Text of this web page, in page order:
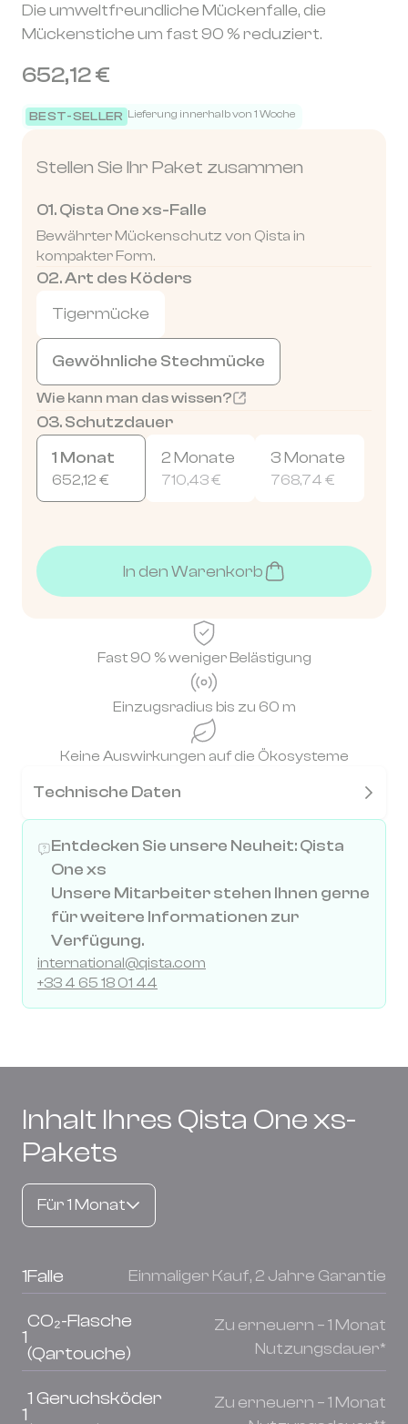
Die umweltfreundliche Mückenfalle, die
Mückenstiche um fast 90 % reduziert.
652,12 €
BEST-SELLER Lieferung innerhalb von 1 Woche
Stellen Sie Ihr Paket zusammen
01. Qista One xs-Falle
Bewährter Mückenschutz von Qista in
kompakter Form.
02. Art des Köders
Tigermücke
Gewöhnliche Stechmücke
Wie kann man das wissen?
03. Schutzdauer
duration
1 Monat
652,12 €
2 Monate
710,43 €
3 Monate
768,74 €
In den Warenkorb
Fast 90 % weniger Belästigung
Einzugsradius bis zu 60 m
Keine Auswirkungen auf die Ökosysteme
Technische Daten
Entdecken Sie unsere Neuheit: Qista
One xs
Unsere Mitarbeiter stehen Ihnen gerne
für weitere Informationen zur
Verfügung.
international@qista.com
+33 4 65 18 01 44
Inhalt Ihres Qista One xs-
Pakets
Für 1 Monat
1Falle Einmaliger Kauf, 2 Jahre Garantie
1
CO₂-Flasche
(Qartouche)
Zu erneuern – 1 Monat
Nutzungsdauer*
1
1 Geruchsköder
Zu erneuern – 1 Monat